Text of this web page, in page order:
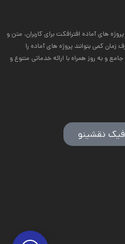
های آماده افترافکت برای کاربران، متن و
زمان کمی بتوانند پروژه های آماده را
و به روز همراه با ارائه خدماتی متنوع و
نقشینو